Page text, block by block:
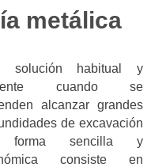
metálica
solución habitual y
cuando se
alcanzar grandes
de excavación
forma sencilla y
consiste en